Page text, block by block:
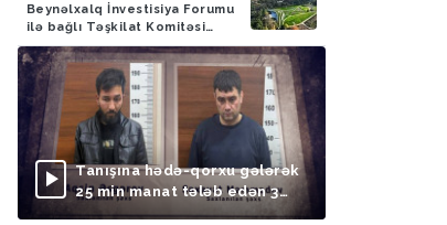
Beynəlxalq İnvestisiya Forumu
ilə bağlı Təşkilat Komitəsi
yaradılıb
Tanışına hədə-qorxu gələrək
25 min manat tələb edən 3
nəfər saxlanılıb